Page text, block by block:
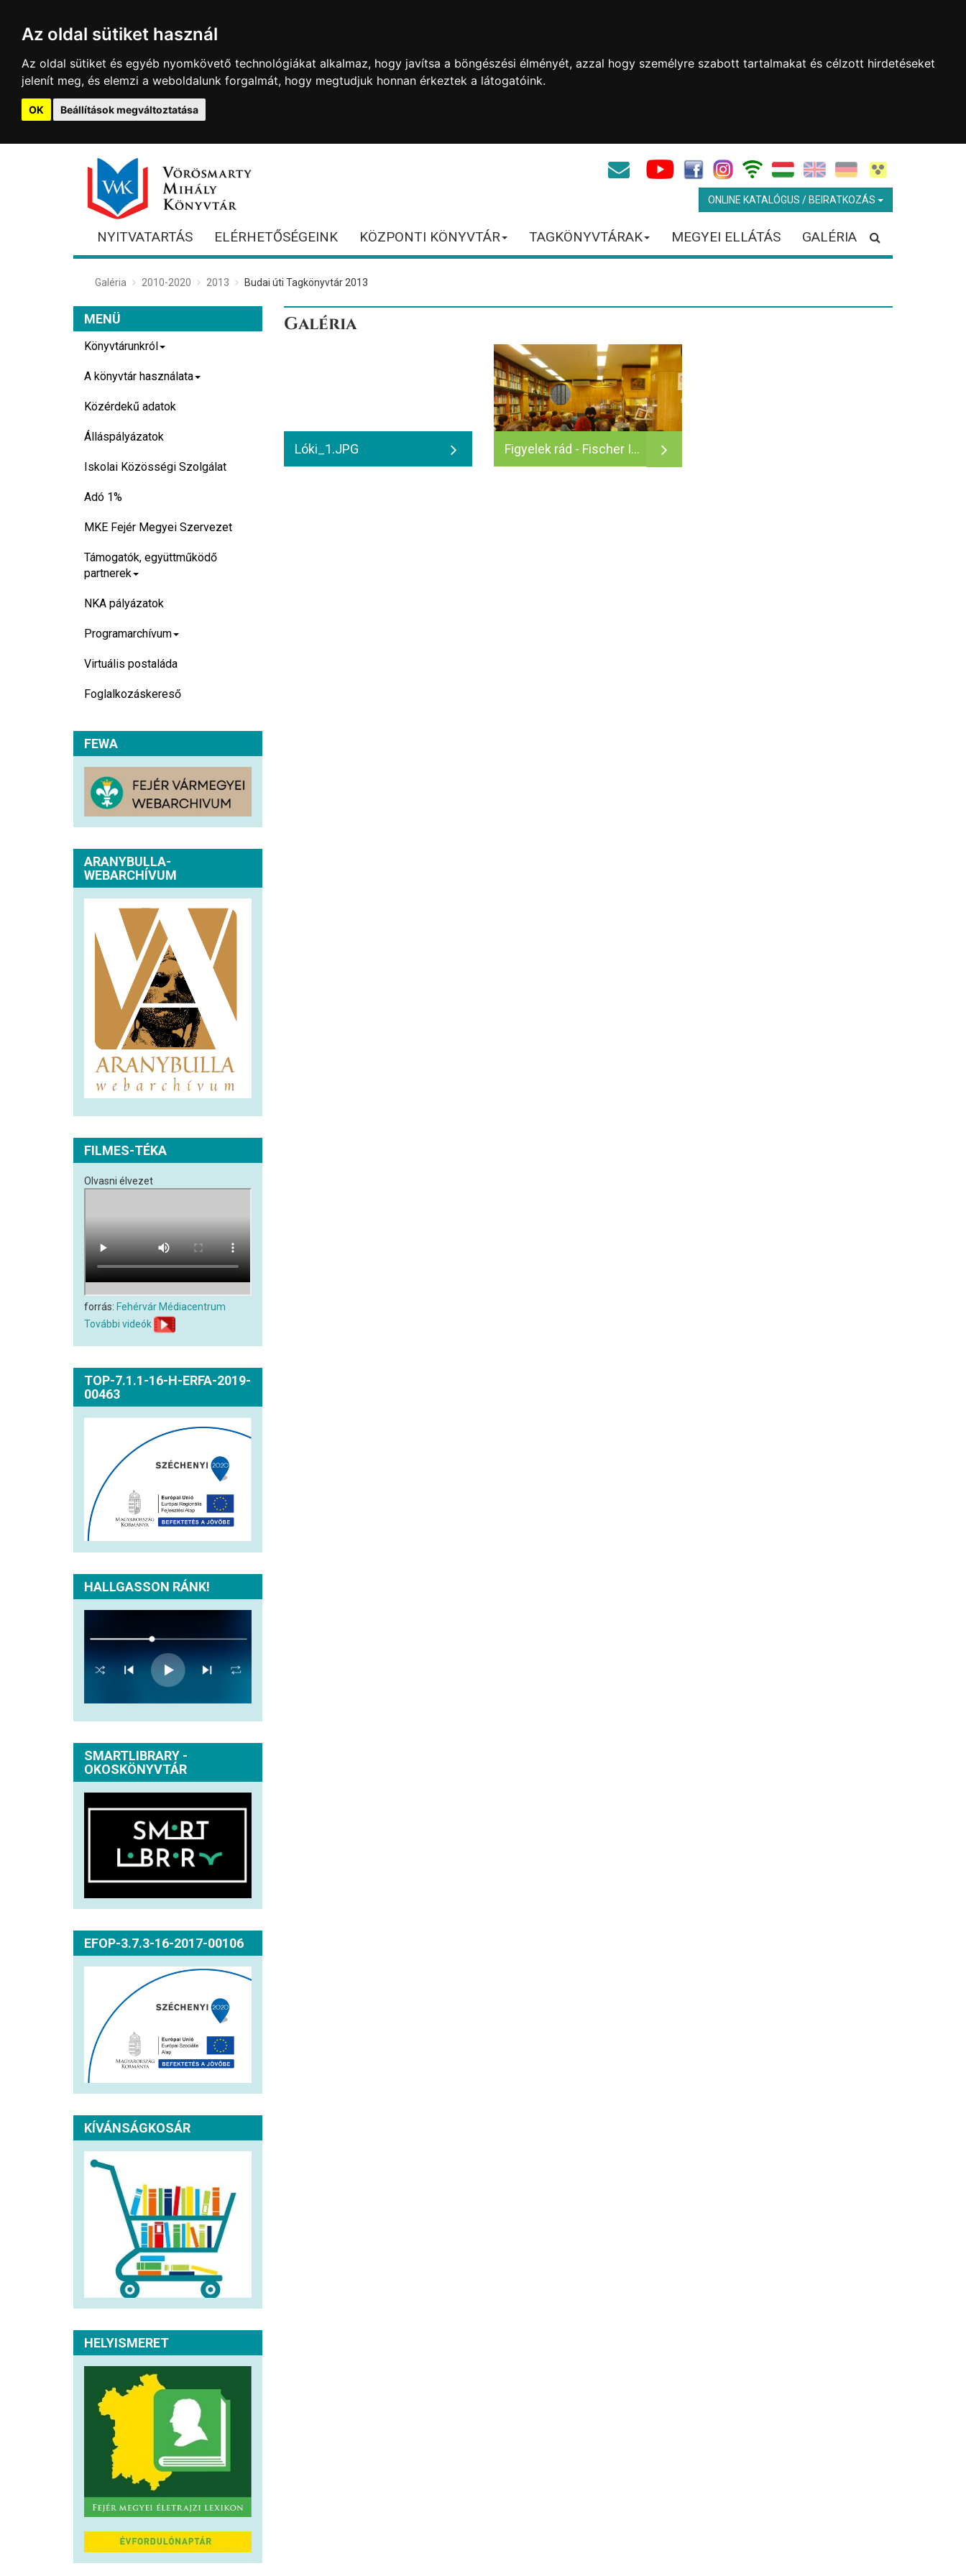
Az oldal sütiket használ
Az oldal sütiket és egyéb nyomkövető technológiákat alkalmaz, hogy javítsa a böngészési élményét, azzal hogy személyre szabott tartalmakat és célzott hirdetéseket
jelenít meg, és elemzi a weboldalunk forgalmát, hogy megtudjuk honnan érkeztek a látogatóink.
OK Beállítások megváltoztatása
ONLINE KATALÓGUS / BEIRATKOZÁS
NYITVATARTÁS ELÉRHETŐSÉGEINK KÖZPONTI KÖNYVTÁR TAGKÖNYVTÁRAK MEGYEI ELLÁTÁS GALÉRIA
Galéria 2010-2020 2013 Budai úti Tagkönyvtár 2013
Galéria
Lóki_1.JPG Figyelek rád - Fischer Imre - 2013.10.10.
MENÜ
Könyvtárunkról
A könyvtár használata
Közérdekű adatok
Álláspályázatok
Iskolai Közösségi Szolgálat
Adó 1%
MKE Fejér Megyei Szervezet
Támogatók, együttműködő
partnerek
NKA pályázatok
Programarchívum
Virtuális postaláda
Foglalkozáskereső
FEWA
ARANYBULLA-
WEBARCHÍVUM
FILMES-TÉKA
Olvasni élvezet
forrás: Fehérvár Médiacentrum
További videók
TOP-7.1.1-16-H-ERFA-2019-
00463
HALLGASSON RÁNK!
SMARTLIBRARY -
OKOSKÖNYVTÁR
EFOP-3.7.3-16-2017-00106
KÍVÁNSÁGKOSÁR
HELYISMERET